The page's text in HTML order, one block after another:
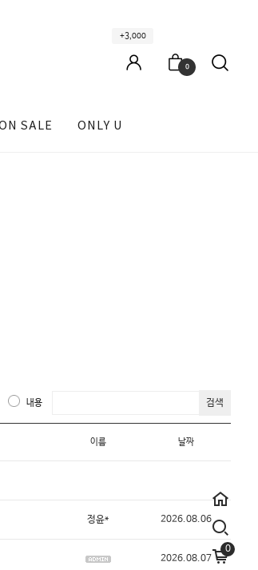
+3,000
0
SALE ONLY U
0
내용 검색
이름 날짜
정윤* 2026.08.06
2026.08.07